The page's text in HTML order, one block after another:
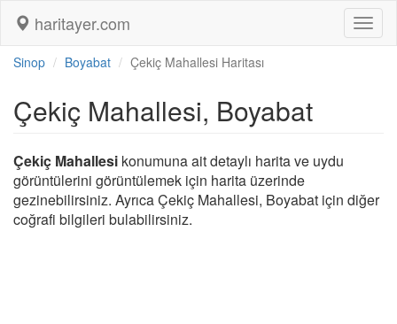
haritayer.com
Sinop Boyabat Çekiç Mahallesi Haritası
Çekiç Mahallesi, Boyabat
Çekiç Mahallesi konumuna ait detaylı harita ve uydu
görüntülerini görüntülemek için harita üzerinde
gezinebilirsiniz. Ayrıca Çekiç Mahallesi, Boyabat için diğer
coğrafi bilgileri bulabilirsiniz.